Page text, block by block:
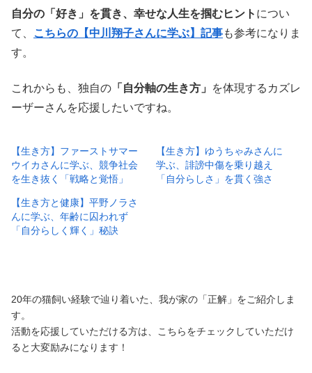
自分の「好き」を貫き、幸せな人生を掴むヒント につい
て、
こちらの【中川翔子さんに学ぶ】記事も参考になりま
す。
これからも、独自の 「自分軸の生き方」
を体現するカズレ
ーザーさんを応援したいですね。
【生き方】ファーストサマー
ウイカさんに学ぶ、競争社会
を生き抜く「戦略と覚悟」
【生き方】ゆうちゃみさんに
学ぶ、誹謗中傷を乗り越え
「自分らしさ」を貫く強さ
【生き方と健康】平野ノラさ
んに学ぶ、年齢に囚われず
「自分らしく輝く」秘訣
20年の猫飼い経験で辿り着いた、我が家の「正解」をご紹介しま
す。
活動を応援していただける方は、こちらをチェックしていただけ
ると大変励みになります！